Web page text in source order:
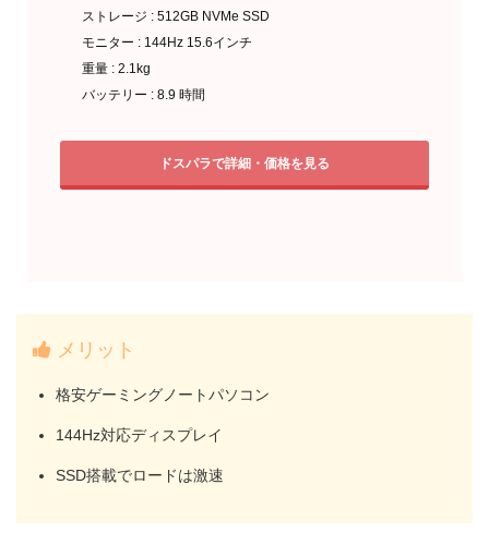
ストレージ : 512GB NVMe SSD
モニター : 144Hz 15.6インチ
重量 : 2.1kg
バッテリー : 8.9 時間
ドスパラで詳細・価格を見る
メリット
格安ゲーミングノートパソコン
144Hz対応ディスプレイ
SSD搭載でロードは激速